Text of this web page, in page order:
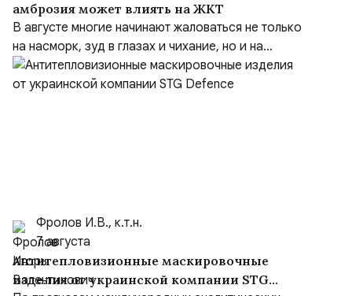
амброзия может влиять на ЖКТ
В августе многие начинают жаловаться не только
на насморк, зуд в глазах и чихание, но и на...
Фролов И.В., к.т.н.
7 августа
Антитепловизионные маскировочные
изделия от украинской компании STG